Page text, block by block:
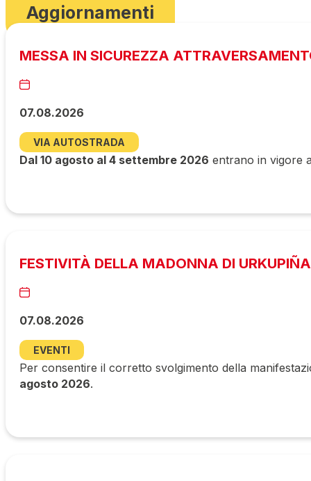
Aggiornamenti
MESSA IN SICUREZZA
07.08.2026
VIA AUTOSTRADA
Dal 10 agosto al 4 settembre 2026 entrano in vigore
FESTIVITÀ DELLA MADONNA DI URKUPIÑA
07.08.2026
EVENTI
Per consentire il corretto svolgimento della
agosto 2026.